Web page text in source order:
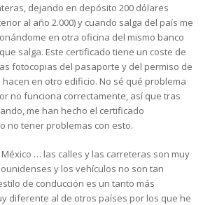
dejando en depósito 200 dólares
al año 2.000) y cuando salga del país me
en otra oficina del mismo banco
salga. Este certificado tiene un coste de
fotocopias del pasaporte y del permiso de
en otro edificio. No sé qué problema
no funciona correctamente, así que tras
me han hecho el certificado
no tener problemas con esto.
… las calles y las carreteras son muy
y los vehículos no son tan
de conducción es un tanto más
diferente al de otros países por los que he